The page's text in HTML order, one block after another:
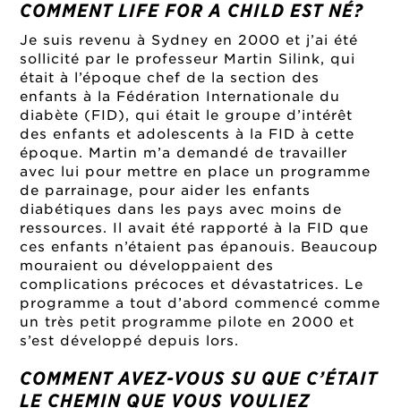
COMMENT LIFE FOR A CHILD EST NÉ?
Je suis revenu à Sydney en 2000 et j’ai été
sollicité par le professeur Martin Silink, qui
était à l’époque chef de la section des
enfants à la Fédération Internationale du
diabète (FID), qui était le groupe d’intérêt
des enfants et adolescents à la FID à cette
époque. Martin m’a demandé de travailler
avec lui pour mettre en place un programme
de parrainage, pour aider les enfants
diabétiques dans les pays avec moins de
ressources. Il avait été rapporté à la FID que
ces enfants n’étaient pas épanouis. Beaucoup
mouraient ou développaient des
complications précoces et dévastatrices. Le
programme a tout d’abord commencé comme
un très petit programme pilote en 2000 et
s’est développé depuis lors.
COMMENT AVEZ-VOUS SU QUE C’ÉTAIT
LE CHEMIN QUE VOUS VOULIEZ